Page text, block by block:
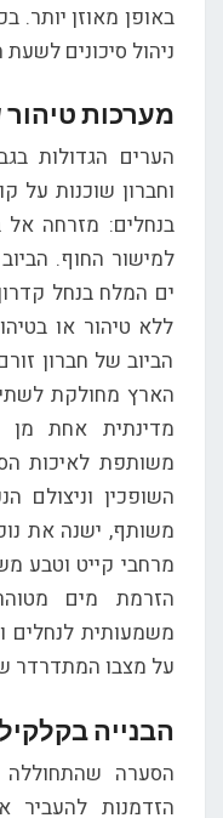
באופן מאוזן יותר.
ניהול סיכונים לשעת
מערכות טיהור
הערים הגדולות
וחברון שוכנות על
בנחלים: מזרחה אל
למישור החוף.
ים המלח בנחל
ללא טיהור או
הביוב של חברון
הארץ מחולקת לשתי
מדינתית אחת מן
משותפת לאיכות
השופכין וניצולם
משותף, ישנה את
מרחבי קייט וטבע
הזרמת מים
משמעותית לנחלים
על מצבו המתדרדר
הבנייה
הסערה שהתחוללה
הזדמנות להעביר